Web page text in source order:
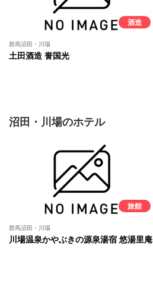
酒造
群馬沼田・川場
土田酒造 誉国光
沼田・川場のホテル
旅館
群馬沼田・川場
川場温泉かやぶきの源泉湯宿 悠湯里庵